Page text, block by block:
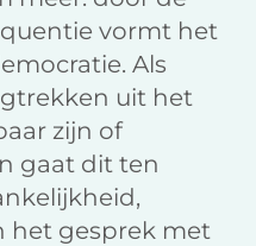
vormt het
Als
uit het
zijn of
gaat dit ten
het gesprek met